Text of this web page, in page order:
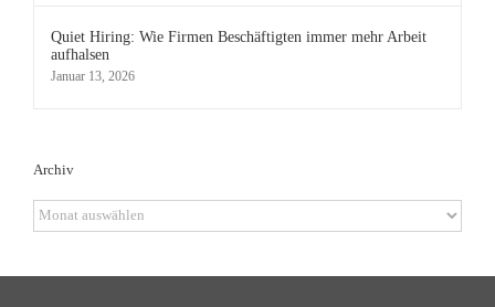
Quiet Hiring: Wie Firmen Beschäftigten immer mehr Arbeit
aufhalsen
Januar 13, 2026
Archiv
Archiv